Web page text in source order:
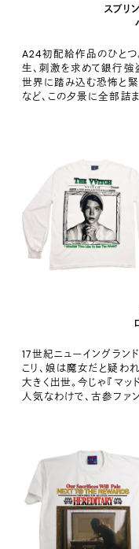
スプリ
A24初配給作品のひとつ
生、刺激を求めて銀行強
世界に踏み込む恐怖と
など、この夕景に全部詰
17世紀ニューイングラン
こり、娘は魔女だと疑わ
大きく出世。今じゃ『マッ
人気なわけで、古参ファ